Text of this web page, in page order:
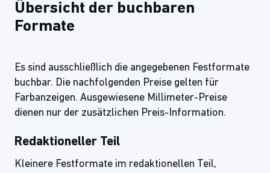
Übersicht der buchbaren
Formate
Es sind ausschließlich die angegebenen Festformate
buchbar. Die nachfolgenden Preise gelten für
Farbanzeigen. Ausgewiesene Millimeter-Preise
dienen nur der zusätzlichen Preis-Information.
Redaktioneller Teil
Kleinere Festformate im redaktionellen Teil,